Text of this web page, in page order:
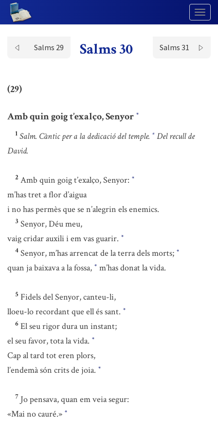
Salms 29 Salms 30 Salms 31
(29)
Amb quin goig t’exalço, Senyor *
1 Salm. Càntic per a la dedicació del temple. * Del recull de
David.
2 Amb quin goig t’exalço, Senyor: *
m’has tret a flor d’aigua
i no has permès que se n’alegrin els enemics.
3 Senyor, Déu meu,
vaig cridar auxili i em vas guarir. *
4 Senyor, m’has arrencat de la terra dels morts; *
quan ja baixava a la fossa, * m’has donat la vida.
5 Fidels del Senyor, canteu-li,
lloeu-lo recordant que ell és sant. *
6 El seu rigor dura un instant;
el seu favor, tota la vida. *
Cap al tard tot eren plors,
l’endemà són crits de joia. *
7 Jo pensava, quan em veia segur:
«Mai no cauré.» *